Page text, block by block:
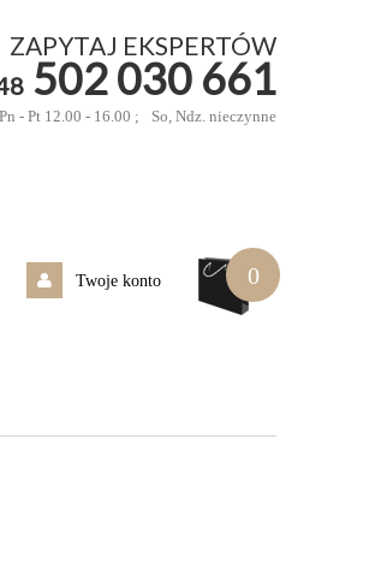
ZAPYTAJ EKSPERTÓW
502 030 661
- Pt 12.00 - 16.00 ; So, Ndz. nieczynne
0
Twoje konto